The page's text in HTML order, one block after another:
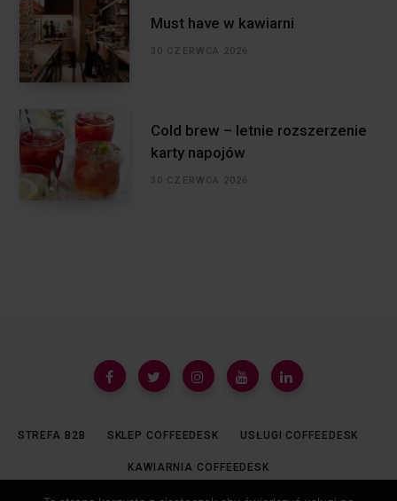
Must have w kawiarni
30 CZERWCA 2026
Cold brew – letnie rozszerzenie
karty napojów
30 CZERWCA 2026
STREFA B2B SKLEP COFFEEDESK USŁUGI COFFEEDESK
KAWIARNIA COFFEEDESK